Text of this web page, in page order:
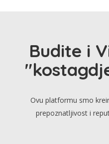
Budite i
Ovu platformu smo
prepoznatljivost i